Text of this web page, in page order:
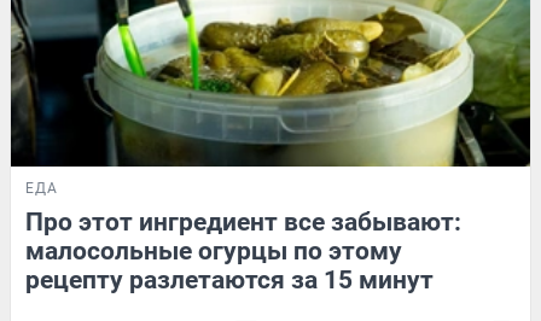
ЕДА
Про этот ингредиент все забывают:
малосольные огурцы по этому
рецепту разлетаются за 15 минут